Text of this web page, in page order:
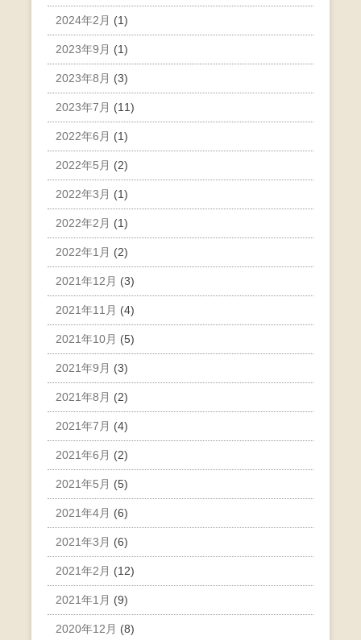
2024年2月 (1)
2023年9月 (1)
2023年8月 (3)
2023年7月 (11)
2022年6月 (1)
2022年5月 (2)
2022年3月 (1)
2022年2月 (1)
2022年1月 (2)
2021年12月 (3)
2021年11月 (4)
2021年10月 (5)
2021年9月 (3)
2021年8月 (2)
2021年7月 (4)
2021年6月 (2)
2021年5月 (5)
2021年4月 (6)
2021年3月 (6)
2021年2月 (12)
2021年1月 (9)
2020年12月 (8)